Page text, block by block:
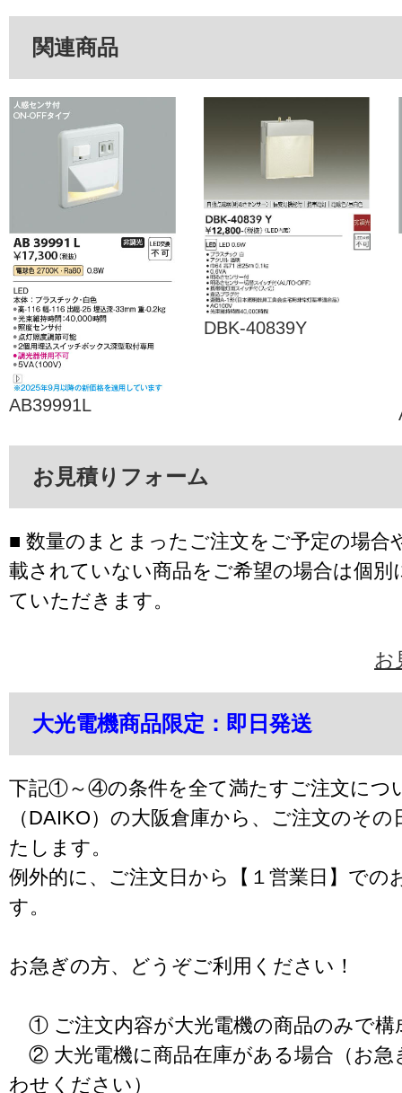
関連商品
AB39991L
DBK-40839Y
お見積りフォーム
■ 数量のまとまったご注文をご予定の場合
載されていない商品をご希望の場合は個別
ていただきます。
お
大光電機商品限定：即日発送
下記①～④の条件を全て満たすご注文につ
（DAIKO）の大阪倉庫から、ご注文のそ
たします。
例外的に、ご注文日から【１営業日】での
す。
お急ぎの方、どうぞご利用ください！
① ご注文内容が大光電機の商品のみで構
② 大光電機に商品在庫がある場合（お急
わせください）